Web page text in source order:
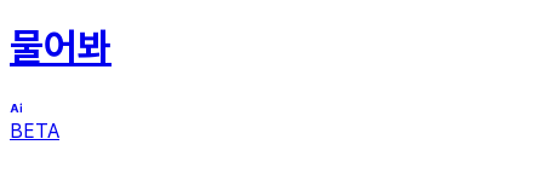
물어봐
BETA